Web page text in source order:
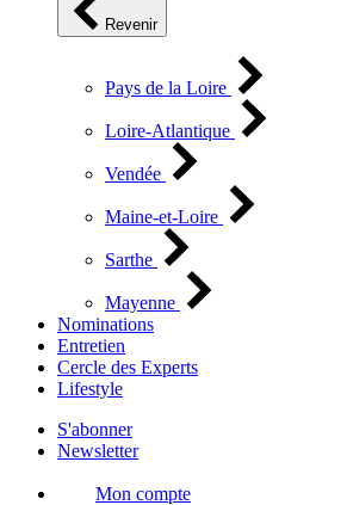
Revenir
Pays de la Loire
Loire-Atlantique
Vendée
Maine-et-Loire
Sarthe
Mayenne
Nominations
Entretien
Cercle des Experts
Lifestyle
S'abonner
Newsletter
Mon compte